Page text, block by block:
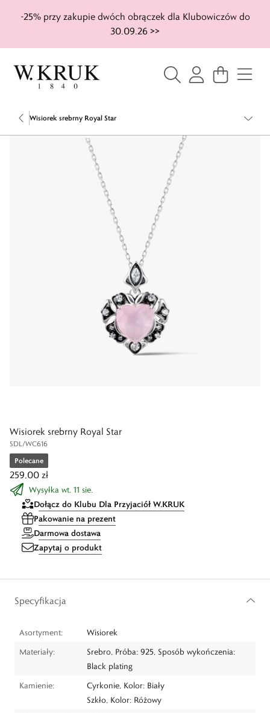
-25% przy zakupie dwóch obrączek dla Klubowiczów do
30.09.26 >>
Wisiorek srebrny Royal Star
Wisiorek srebrny Royal Star
SDL/WC616
Polecane
259,00 zł
Wysyłka wt. 11 sie.
Dołącz do Klubu Dla Przyjaciół W.KRUK
Pakowanie na prezent
Darmowa dostawa
Zapytaj o produkt
Specyfikacja
Asortyment:
Wisiorek
Materiały:
Srebro, Próba: 925, Sposób wykończenia:
Black plating
Kamienie:
Cyrkonie, Kolor: Biały
Szkło, Kolor: Różowy